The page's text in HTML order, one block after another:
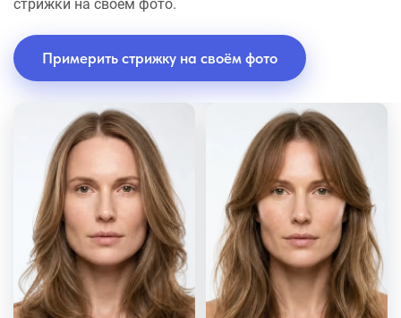
стрижки на своём фото.
Примерить стрижку на своём фото